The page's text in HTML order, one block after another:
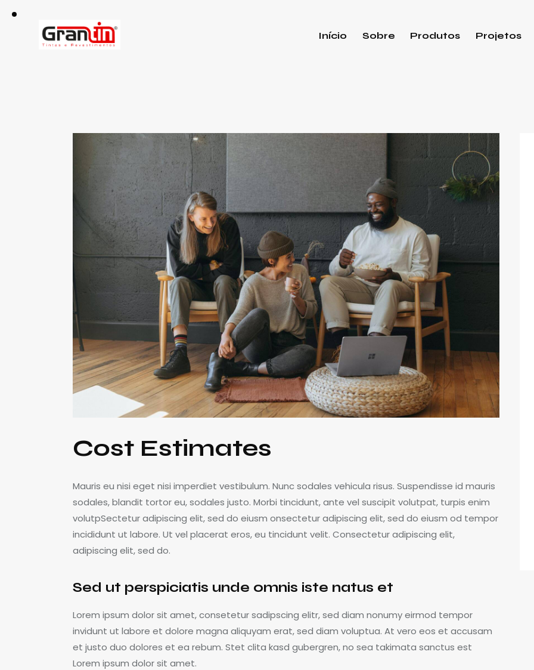
Início Sobre Produtos Projetos
Cost Estimates
Mauris eu nisi eget nisi imperdiet vestibulum. Nunc sodales vehicula risus. Suspendisse id mauris
sodales, blandit tortor eu, sodales justo. Morbi tincidunt, ante vel suscipit volutpat, turpis enim
volutpSectetur adipiscing elit, sed do eiusm onsectetur adipiscing elit, sed do eiusm od tempor
incididunt ut labore. Ut vel placerat eros, eu tincidunt velit. Consectetur adipiscing elit,
adipiscing elit, sed do.
Sed ut perspiciatis unde omnis iste natus et
Lorem ipsum dolor sit amet, consetetur sadipscing elitr, sed diam nonumy eirmod tempor
invidunt ut labore et dolore magna aliquyam erat, sed diam voluptua. At vero eos et accusam
et justo duo dolores et ea rebum. Stet clita kasd gubergren, no sea takimata sanctus est
Lorem ipsum dolor sit amet.